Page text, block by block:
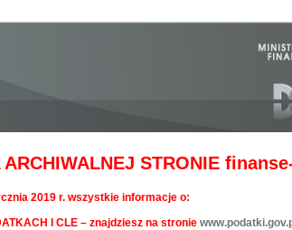
ARCHIWALNEJ STRONIE
2019 r. wszystkie informacje o:
I CLE – znajdziesz na stronie